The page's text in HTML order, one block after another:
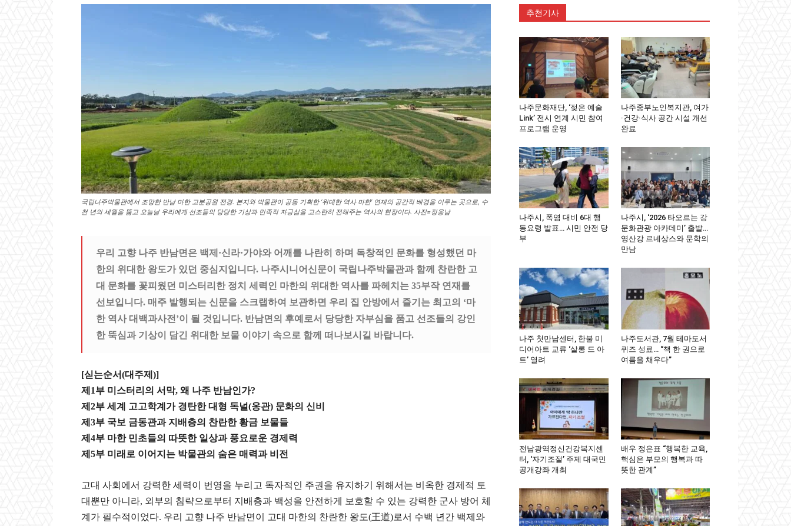
국립나주박물관에서 조망한 반남 마한 고분공원 전경. 본지와 박물관이 공동 기획한 ‘위대한 역사 마한’ 연재의 공간적 배경을 이루는 곳으로, 수
천 년의 세월을 뚫고 오늘날 우리에게 선조들의 당당한 기상과 민족적 자긍심을 고스란히 전해주는 역사의 현장이다. 사진=정웅남
우리 고향 나주 반남면은 백제·신라·가야와 어깨를 나란히 하며 독창적인 문화를 형성했던 마
한의 위대한 왕도가 있던 중심지입니다. 나주시니어신문이 국립나주박물관과 함께 찬란한 고
대 문화를 꽃피웠던 미스터리한 정치 세력인 마한의 위대한 역사를 파헤치는 35부작 연재를
선보입니다. 매주 발행되는 신문을 스크랩하여 보관하면 우리 집 안방에서 즐기는 최고의 ‘마
한 역사 대백과사전’이 될 것입니다. 반남면의 후예로서 당당한 자부심을 품고 선조들의 강인
한 뚝심과 기상이 담긴 위대한 보물 이야기 속으로 함께 떠나보시길 바랍니다.
[싣는순서(대주제)]
제1부 미스터리의 서막, 왜 나주 반남인가?
제2부 세계 고고학계가 경탄한 대형 독널(옹관) 문화의 신비
제3부 국보 금동관과 지배층의 찬란한 황금 보물들
제4부 마한 민초들의 따뜻한 일상과 풍요로운 경제력
제5부 미래로 이어지는 박물관의 숨은 매력과 비전
고대 사회에서 강력한 세력이 번영을 누리고 독자적인 주권을 유지하기 위해서는 비옥한 경제적 토
대뿐만 아니라, 외부의 침략으로부터 지배층과 백성을 안전하게 보호할 수 있는 강력한 군사 방어 체
계가 필수적이었다. 우리 고향 나주 반남면이 고대 마한의 찬란한 왕도(王道)로서 수백 년간 백제와
추천기사
나주문화재단, ‘젖은 예술
Link’ 전시 연계 시민 참여
프로그램 운영
나주중부노인복지관, 여가
·건강·식사 공간 시설 개선
완료
나주시, 폭염 대비 6대 행
동요령 발표… 시민 안전 당
부
나주시, ‘2026 타오르는 강
문화관광 아카데미’ 출발…
영산강 르네상스와 문학의
만남
나주 첫만남센터, 한불 미
디어아트 교류 ‘살롱 드 아
트’ 열려
나주도서관, 7월 테마도서
퀴즈 성료… “책 한 권으로
여름을 채우다”
전남광역정신건강복지센
터, ‘자기조절’ 주제 대국민
공개강좌 개최
배우 정은표 “행복한 교육,
핵심은 부모의 행복과 따
뜻한 관계”